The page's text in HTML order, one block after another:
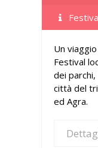
Un
Festival
dei
città del
ed Agra.